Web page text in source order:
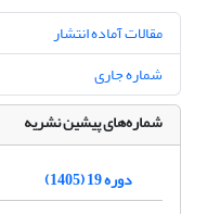
مقالات آماده انتشار
شماره جاری
شماره‌های پیشین نشریه
دوره 19 (1405)